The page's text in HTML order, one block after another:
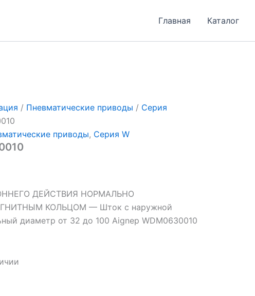
Главная Каталог
/ Пневматические приводы / Серия
приводы, Серия W
ДЕЙСТВИЯ НОРМАЛЬНО
КОЛЬЦОМ — Шток с наружной
диаметр от 32 до 100 Aignep WDM0630010